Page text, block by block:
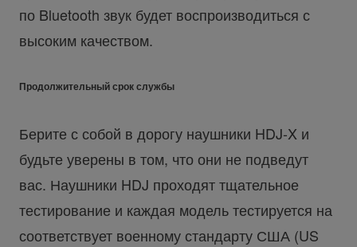
по Bluetooth звук будет воспроизводиться с
высоким качеством.
Продолжительный срок службы
Берите с собой в дорогу наушники HDJ-X и
будьте уверены в том, что они не подведут
вас. Наушники HDJ проходят тщательное
тестирование и каждая модель тестируется на
соответствует военному стандарту США (US